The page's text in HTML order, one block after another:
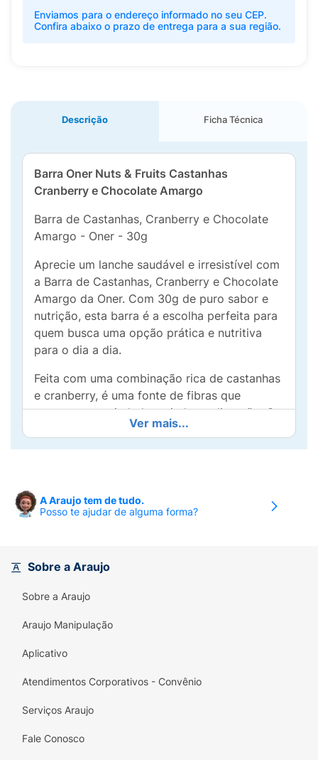
Enviamos para o endereço informado no seu CEP.
Confira abaixo o prazo de entrega para a sua região.
Descrição Ficha Técnica
Barra Oner Nuts & Fruits Castanhas
Cranberry e Chocolate Amargo
Barra de Castanhas, Cranberry e Chocolate
Amargo - Oner - 30g
Aprecie um lanche saudável e irresistível com
a Barra de Castanhas, Cranberry e Chocolate
Amargo da Oner. Com 30g de puro sabor e
nutrição, esta barra é a escolha perfeita para
quem busca uma opção prática e nutritiva
para o dia a dia.
Feita com uma combinação rica de castanhas
e cranberry, é uma fonte de fibras que
promove a saciedade e ajuda na digestão. O
toque de chocolate amargo adiciona uma
experiência de sabor intensa, sem abrir mão
Além de ser isenta de glúten, açúcar
adicionado e lactose, a barra também inclui
qualquer hora, seja como um lanche entre as
refeições ou um reforço energético antes da
prática de atividades físicas.
Experimente a barra da Oner e eleve seu dia
nutritivos!
Ver mais...
A Araujo tem de tudo.
Posso te ajudar de alguma forma?
Sobre a Araujo
Sobre a Araujo
Araujo Manipulação
Aplicativo
Atendimentos Corporativos - Convênio
Serviços Araujo
Fale Conosco